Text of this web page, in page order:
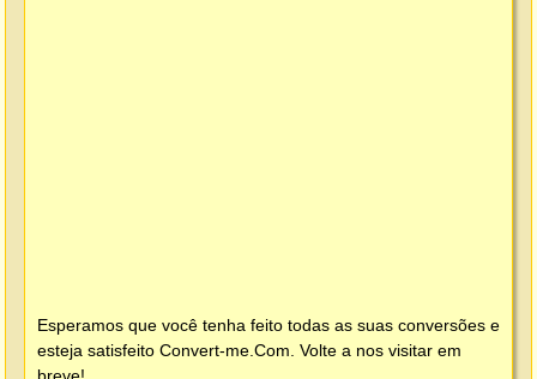
Esperamos que você tenha feito todas as suas conversões e
esteja satisfeito Convert-me.Com . Volte a nos visitar em
breve!